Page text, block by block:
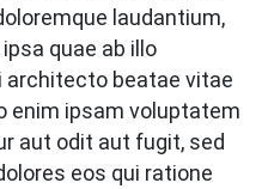
laudantium,
quae ab illo
beatae vitae
enim ipsam voluptatem
aut odit aut fugit, sed
eos qui ratione